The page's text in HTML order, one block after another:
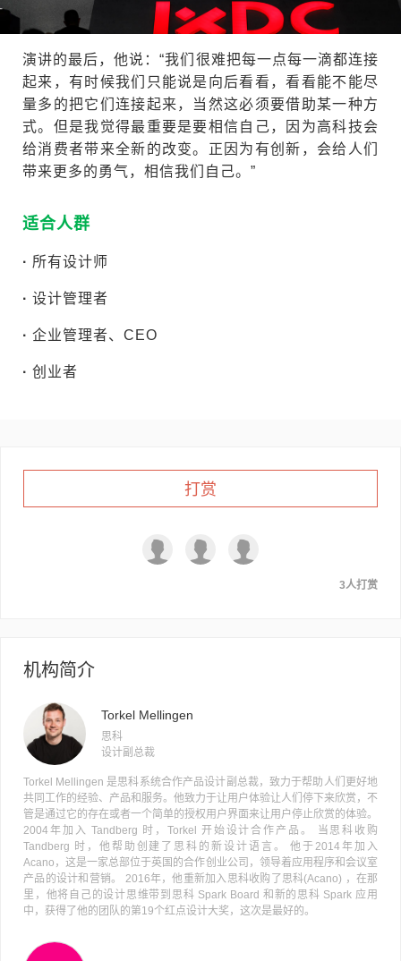
演讲的最后，他说：“我们很难把每一点每一滴都连接
起来，有时候我们只能说是向后看看，看看能不能尽
量多的把它们连接起来，当然这必须要借助某一种方
式。但是我觉得最重要是要相信自己，因为高科技会
给消费者带来全新的改变。正因为有创新，会给人们
带来更多的勇气，相信我们自己。”
适合人群
· 所有设计师
· 设计管理者
· 企业管理者、CEO
· 创业者
打赏
3人打赏
机构简介
Torkel Mellingen
思科
设计副总裁
Torkel Mellingen 是思科系统合作产品设计副总裁，致力于帮助人们更好地
共同工作的经验、产品和服务。他致力于让用户体验让人们停下来欣赏，不
管是通过它的存在或者一个简单的授权用户界面来让用户停止欣赏的体验。
2004年加入 Tandberg 时，Torkel 开始设计合作产品。 当思科收购
Tandberg 时，他帮助创建了思科的新设计语言。 他于2014年加入
Acano，这是一家总部位于英国的合作创业公司，领导着应用程序和会议室
产品的设计和营销。 2016年，他重新加入思科收购了思科(Acano) ，在那
里，他将自己的设计思维带到思科 Spark Board 和新的思科 Spark 应用
中，获得了他的团队的第19个红点设计大奖，这次是最好的。